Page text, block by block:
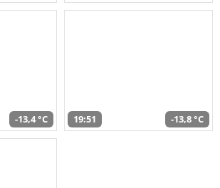
-13,4 °C 19:51 -13,8 °C